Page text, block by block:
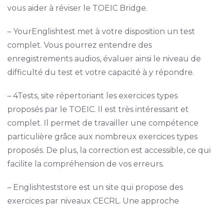
vous aider à réviser le TOEIC Bridge.
– YourEnglishtest met à votre disposition un test
complet. Vous pourrez entendre des
enregistrements audios, évaluer ainsi le niveau de
difficulté du test et votre capacité à y répondre.
– 4Tests, site répertoriant les exercices types
proposés par le TOEIC. Il est très intéressant et
complet. Il permet de travailler une compétence
particulière grâce aux nombreux exercices types
proposés. De plus, la correction est accessible, ce qui
facilite la compréhension de vos erreurs.
– Englishteststore est un site qui propose des
exercices par niveaux CECRL. Une approche